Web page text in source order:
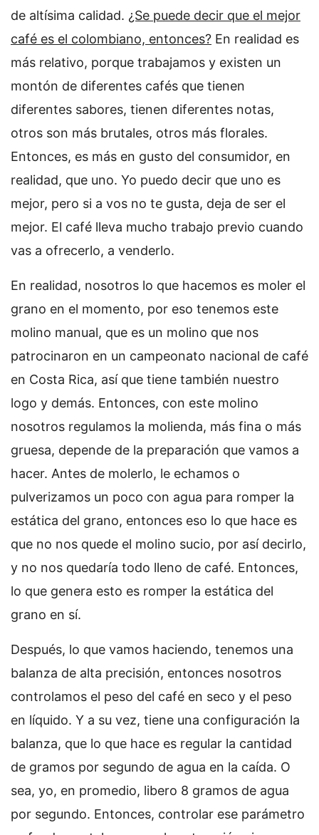
de altísima calidad. ¿Se puede decir que el mejor
café es el colombiano, entonces? En realidad es
más relativo, porque trabajamos y existen un
montón de diferentes cafés que tienen
diferentes sabores, tienen diferentes notas,
otros son más brutales, otros más florales.
Entonces, es más en gusto del consumidor, en
realidad, que uno. Yo puedo decir que uno es
mejor, pero si a vos no te gusta, deja de ser el
mejor. El café lleva mucho trabajo previo cuando
vas a ofrecerlo, a venderlo.
En realidad, nosotros lo que hacemos es moler el
grano en el momento, por eso tenemos este
molino manual, que es un molino que nos
patrocinaron en un campeonato nacional de café
en Costa Rica, así que tiene también nuestro
logo y demás. Entonces, con este molino
nosotros regulamos la molienda, más fina o más
gruesa, depende de la preparación que vamos a
hacer. Antes de molerlo, le echamos o
pulverizamos un poco con agua para romper la
estática del grano, entonces eso lo que hace es
que no nos quede el molino sucio, por así decirlo,
y no nos quedaría todo lleno de café. Entonces,
lo que genera esto es romper la estática del
grano en sí.
Después, lo que vamos haciendo, tenemos una
balanza de alta precisión, entonces nosotros
controlamos el peso del café en seco y el peso
en líquido. Y a su vez, tiene una configuración la
balanza, que lo que hace es regular la cantidad
de gramos por segundo de agua en la caída. O
sea, yo, en promedio, libero 8 gramos de agua
por segundo. Entonces, controlar ese parámetro